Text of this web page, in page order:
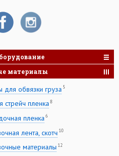
материалы
для обвязки груза 5
стрейч пленка 8
пленка 6
лента, скотч 10
материалы 12